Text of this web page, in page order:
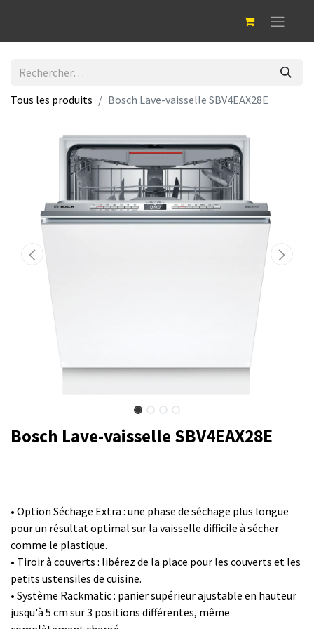
Tous les produits Bosch Lave-vaisselle SBV4EAX28E
Bosch Lave-vaisselle SBV4EAX28E
• Option Séchage Extra : une phase de séchage plus longue
pour un résultat optimal sur la vaisselle difficile à sécher
comme le plastique.
• Tiroir à couverts : libérez de la place pour les couverts et les
petits ustensiles de cuisine.
• Système Rackmatic : panier supérieur ajustable en hauteur
jusqu'à 5 cm sur 3 positions différentes, même